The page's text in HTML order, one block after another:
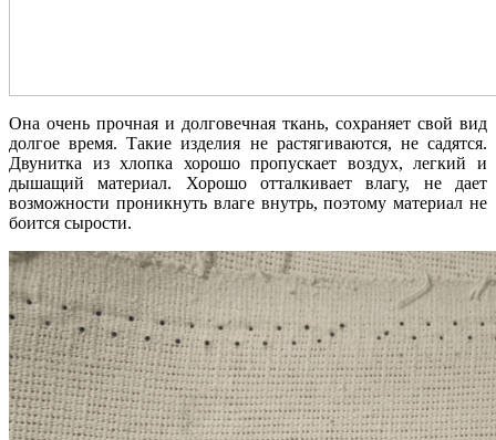
Она очень прочная и долговечная ткань, сохраняет свой вид
долгое время. Такие изделия не растягиваются, не садятся.
Двунитка из хлопка хорошо пропускает воздух, легкий и
дышащий материал. Хорошо отталкивает влагу, не дает
возможности проникнуть влаге внутрь, поэтому материал не
боится сырости.